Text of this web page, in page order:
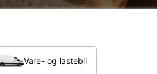
Vare- og lastebil